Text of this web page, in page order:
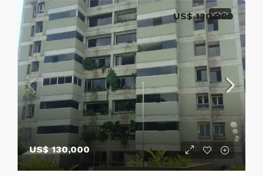
VENTA
US$ 130,000
US$ 130,000